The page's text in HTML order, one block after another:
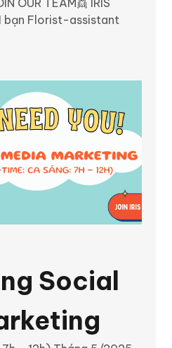
12h)
2025
OUR TEAM👯 IRIS
bạn Florist-assistant
Social